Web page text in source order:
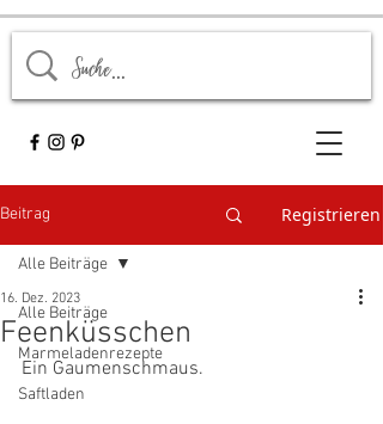
Beitrag Registrieren
Alle Beiträge
Marmeladenrezepte
Saftladen
Alle Beiträge
Feenküsschen
16. Dez. 2023
Ein Gaumenschmaus.